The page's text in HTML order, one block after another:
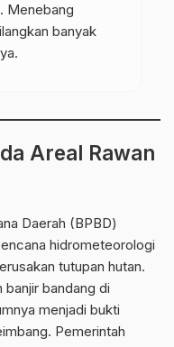
Menebang
banyak
Areal Rawan
Daerah (BPBD)
hidrometeorologi
tutupan hutan.
banjir bandang di
menjadi bukti
Pemerintah